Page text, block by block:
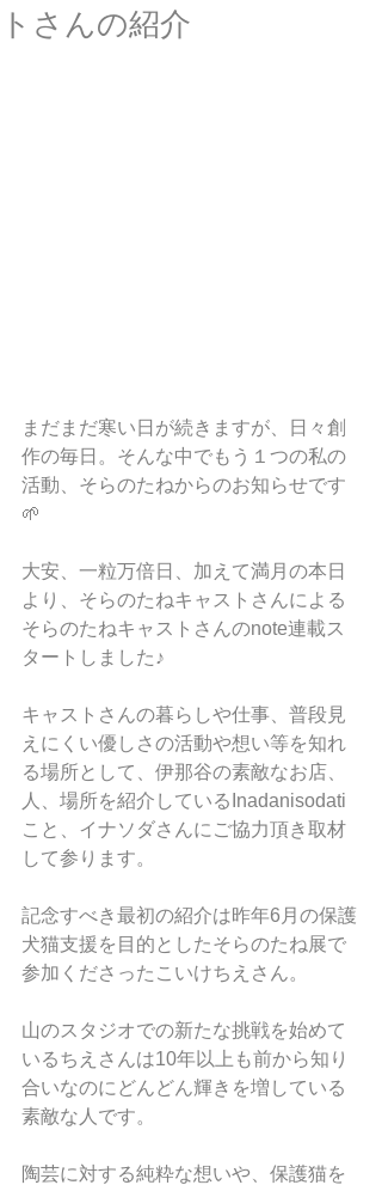
トさんの紹介
まだまだ寒い日が続きますが、日々創
作の毎日。そんな中でもう１つの私の
活動、そらのたねからのお知らせです
🌱
大安、一粒万倍日、加えて満月の本日
より、そらのたねキャストさんによる
そらのたねキャストさんのnote連載ス
タートしました♪
キャストさんの暮らしや仕事、普段見
えにくい優しさの活動や想い等を知れ
る場所として、伊那谷の素敵なお店、
人、場所を紹介しているInadanisodati
こと、イナソダさんにご協力頂き取材
して参ります。
記念すべき最初の紹介は昨年6月の保護
犬猫支援を目的としたそらのたね展で
参加くださったこいけちえさん。
山のスタジオでの新たな挑戦を始めて
いるちえさんは10年以上も前から知り
合いなのにどんどん輝きを増している
素敵な人です。
陶芸に対する純粋な想いや、保護猫を